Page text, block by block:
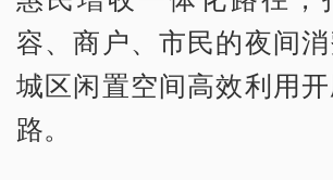
容、商户、市民的夜间
城区闲置空间高效利用
路。